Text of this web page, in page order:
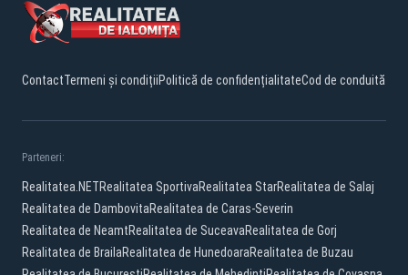
ContactTermeni și condițiiPolitică de confidențialitateCod de conduită
Parteneri:
Realitatea.NETRealitatea SportivaRealitatea StarRealitatea de Salaj
Realitatea de DambovitaRealitatea de Caras-Severin
Realitatea de NeamtRealitatea de SuceavaRealitatea de Gorj
Realitatea de BrailaRealitatea de HunedoaraRealitatea de Buzau